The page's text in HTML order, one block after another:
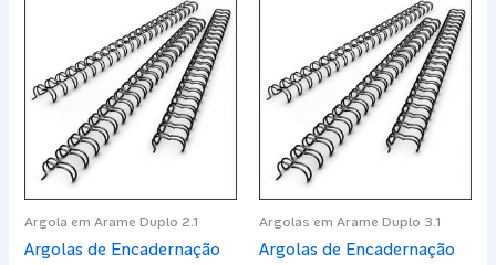
variants.
The
options
may
be
chosen
the
product
page
variants.
The
options
may
be
chosen
the
product
page
Argola em Arame Duplo 2.1
Argolas de Encadernação
Argolas em Arame Duplo 3.1
Argolas de Encadernação